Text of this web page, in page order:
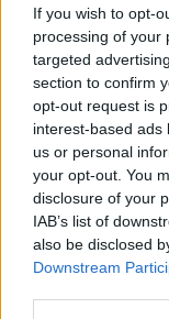
If you wish to opt-
processing of your
targeted
section to confirm
opt-out request is
interest-based ads
us or personal
your opt-out. You
disclosure of your
IAB’s list of
also be disclosed
Downstream
Μεταξύ άλλων
του, η
διεξαγάγει
Ουκρανία εν
τη Ρωσία το
έγγραφο.
Μάλιστα
διπλωματική
να θέσει τις